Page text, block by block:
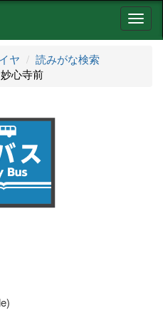
ナ
ビ
ヤ
読みがな検索
妙心寺前